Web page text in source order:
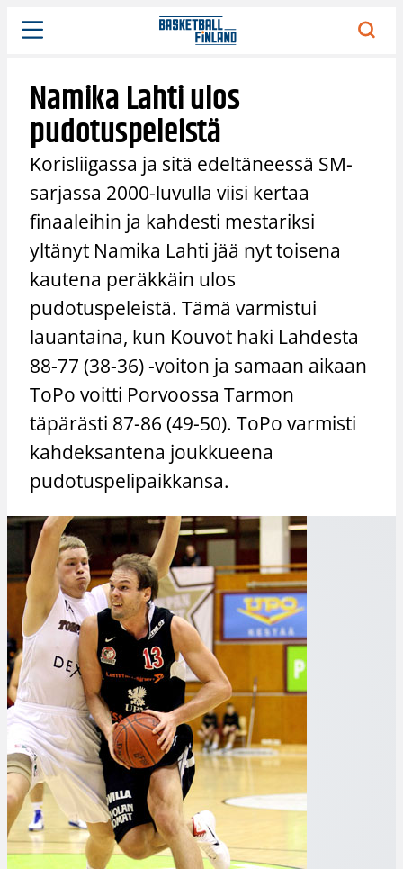
Siirry
sisältöön
Namika Lahti ulos
pudotuspeleistä
Korisliigassa ja sitä edeltäneessä SM-
sarjassa 2000-luvulla viisi kertaa
finaaleihin ja kahdesti mestariksi
yltänyt Namika Lahti jää nyt toisena
kautena peräkkäin ulos
pudotuspeleistä. Tämä varmistui
lauantaina, kun Kouvot haki Lahdesta
88-77 (38-36) -voiton ja samaan aikaan
ToPo voitti Porvoossa Tarmon
täpärästi 87-86 (49-50). ToPo varmisti
kahdeksantena joukkueena
pudotuspelipaikkansa.